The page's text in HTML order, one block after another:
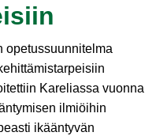
opetussuunnitelma
Kareliassa vuonna
ilmiöihin
ikääntyvän